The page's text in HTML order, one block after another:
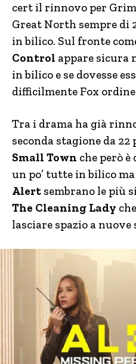
cert il rinnovo per
Great North sempre di
in bilico. Sul fronte
Control appare sicura
in bilico e se dovesse
difficilmente Fox
Tra i drama ha già
seconda stagione da 22
Small Town che però è
un po’ tutte in bilico ma
Alert sembrano le più
The Cleaning Lady
lasciare spazio a nuove